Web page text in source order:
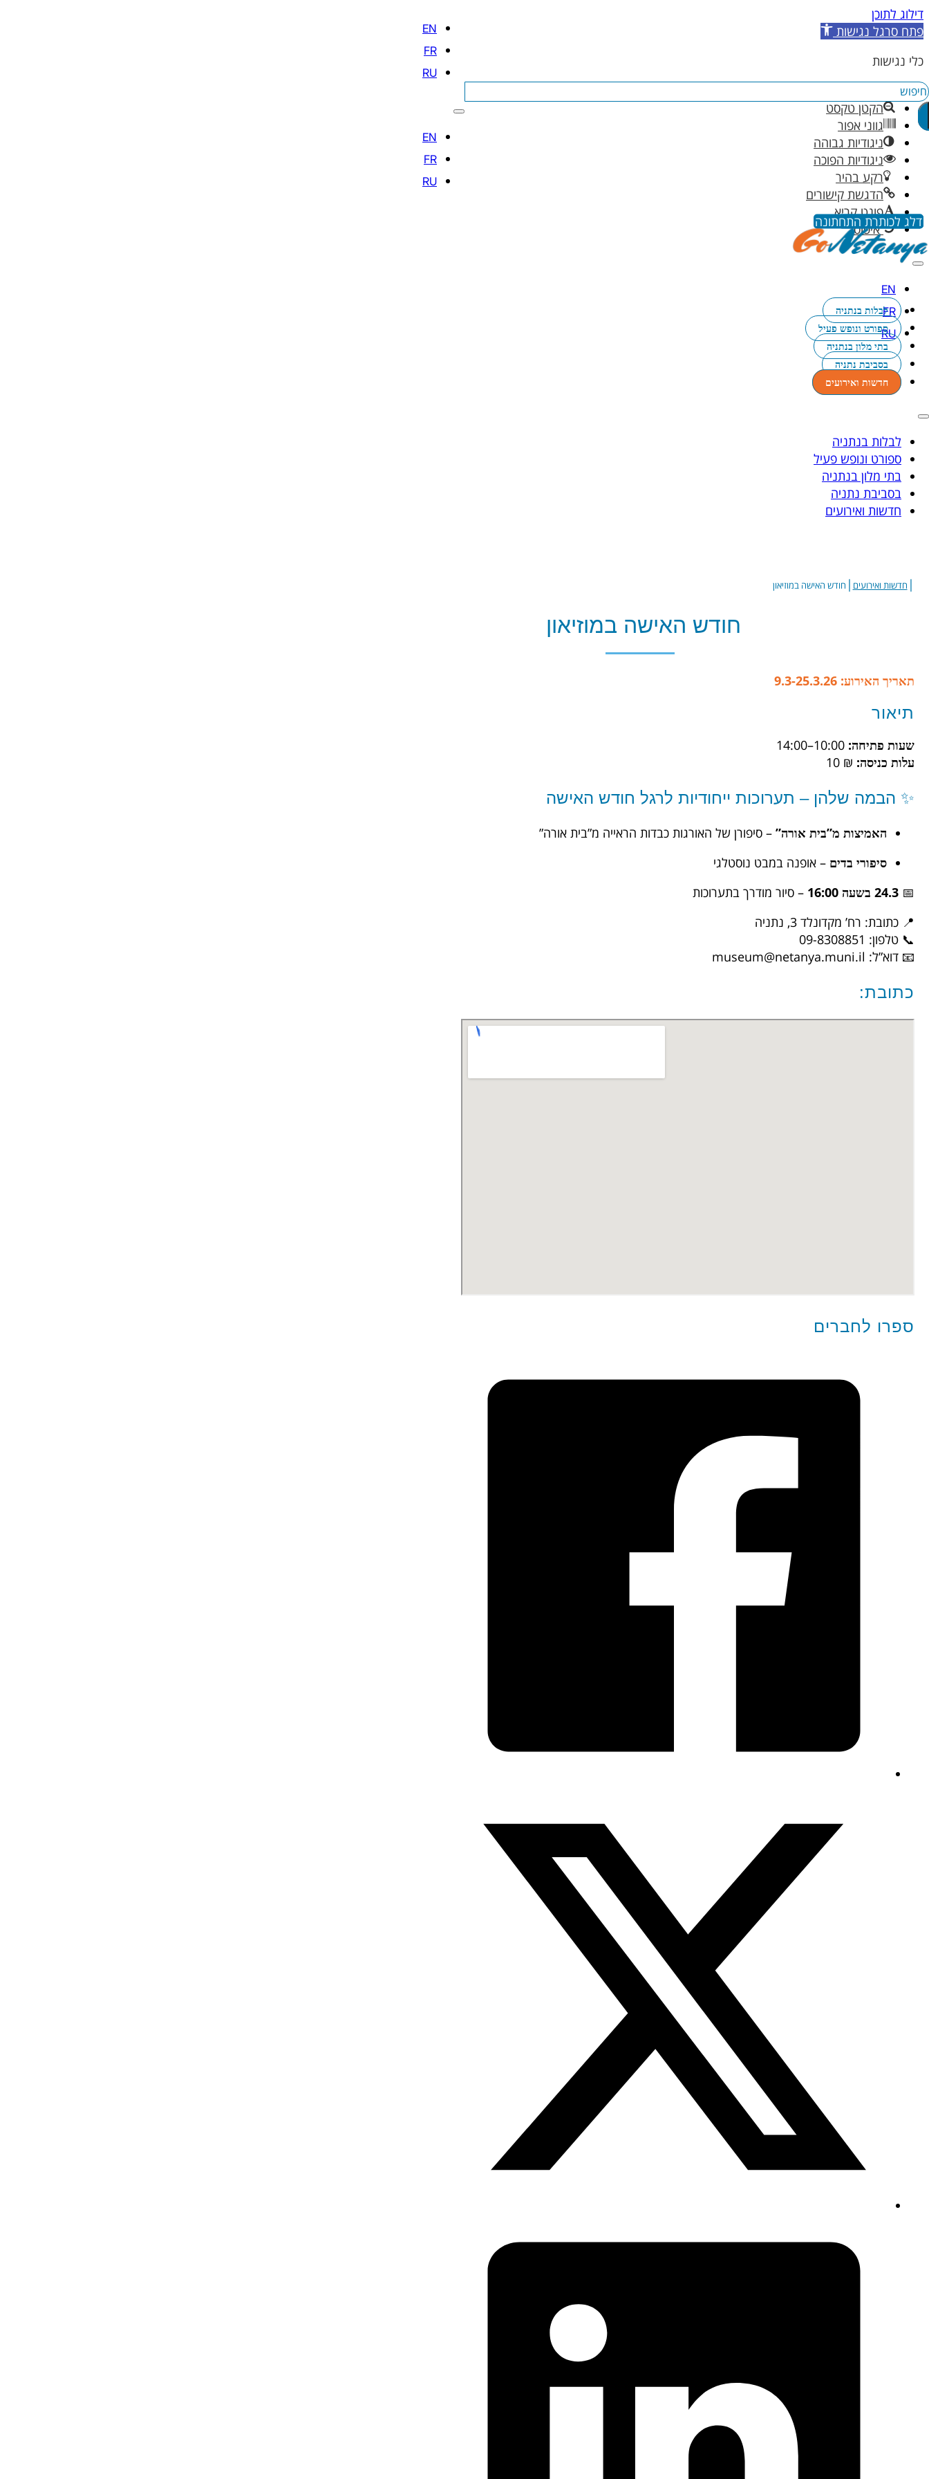
דילוג לתוכן
פתח סרגל נגישות
כלי נגישות
הקטן טקסט
גווני אפור
ניגודיות גבוהה
ניגודיות הפוכה
רקע בהיר
הדגשת קישורים
פונט קריא
איפוס
דלג לתוכן הראשי
דלג לכותרת התחתונה
חיפוש
לבלות בנתניה
ספורט ונופש פעיל
בתי מלון בנתניה
בסביבת נתניה
חדשות ואירועים
לבלות בנתניה
ספורט ונופש פעיל
בתי מלון בנתניה
בסביבת נתניה
חדשות ואירועים
| חדשות ואירועים | חודש האישה במוזיאון
חודש האישה במוזיאון
תאריך האירוע: 9.3-25.3.26
תיאור
שעות פתיחה: 10:00–14:00
עלות כניסה: ₪ 10
✨ הבמה שלהן – תערוכות ייחודיות לרגל חודש האישה
האמיצות מ”בית אורה” – סיפורן של האורגות כבדות הראייה מ”בית אורה”
סיפורי בדים – אופנה במבט נוסטלגי
📅24.3 בשעה 16:00
– סיור מודרך בתערוכות
📍 כתובת: רח’ מקדונלד 3, נתניה
📞 טלפון: 09-8308851
📧 דוא”ל: museum@netanya.muni.il
כתובת:
ספרו לחברים